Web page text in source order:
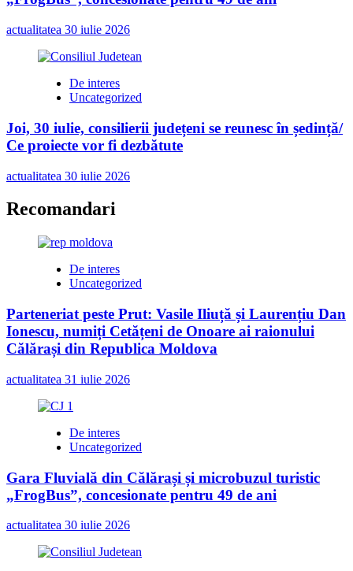
actualitatea 30 iulie 2026
De interes
Uncategorized
Joi, 30 iulie, consilierii județeni se reunesc în ședință/
Ce proiecte vor fi dezbătute
actualitatea 30 iulie 2026
Recomandari
De interes
Uncategorized
Parteneriat peste Prut: Vasile Iliuță și Laurențiu Dan
Ionescu, numiți Cetățeni de Onoare ai raionului
Călărași din Republica Moldova
actualitatea 31 iulie 2026
De interes
Uncategorized
Gara Fluvială din Călărași și microbuzul turistic
„FrogBus”, concesionate pentru 49 de ani
actualitatea 30 iulie 2026